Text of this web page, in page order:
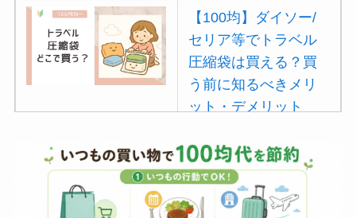
【100均】ダイソー/
セリア等でトラベル
圧縮袋は買える？買
う前に知るべきメリ
ット・デメリット
【100均】ダイソー/
セリア等でポイズン
リムーバーは買え